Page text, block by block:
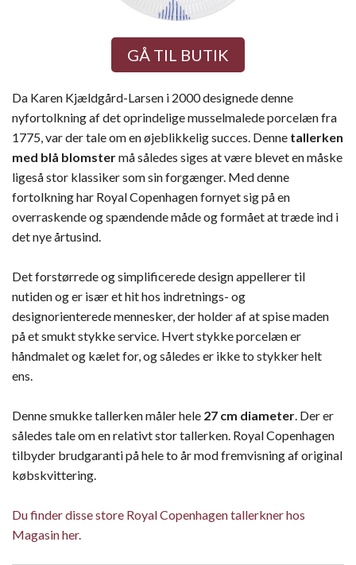
GÅ TIL BUTIK
Da Karen Kjældgård-Larsen i 2000 designede denne
nyfortolkning af det oprindelige musselmalede porcelæn fra
1775, var der tale om en øjeblikkelig succes. Denne tallerken
med blå blomstermå således siges at være blevet en måske
ligeså stor klassiker som sin forgænger. Med denne
fortolkning har Royal Copenhagen fornyet sig på en
overraskende og spændende måde og formået at træde ind i
det nye årtusind.
Det forstørrede og simplificerede design appellerer til
nutiden og er især et hit hos indretnings- og
designorienterede mennesker, der holder af at spise maden
på et smukt stykke service. Hvert stykke porcelæn er
håndmalet og kælet for, og således er ikke to stykker helt
ens.
Denne smukke tallerken måler hele 27 cm diameter. Der er
således tale om en relativt stor tallerken. Royal Copenhagen
tilbyder brudgaranti på hele to år mod fremvisning af original
købskvittering.
Du finder disse store Royal Copenhagen tallerkner hos
Magasin her.